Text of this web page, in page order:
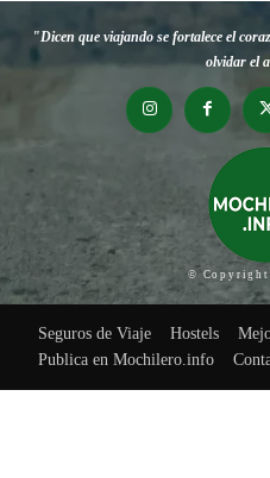
"Dicen que viajando se fortalece el
olvidar el
© Copyright
Seguros de Viaje Hostels
Publica en Mochilero.info